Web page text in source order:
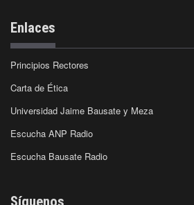
Enlaces
Principios Rectores
Carta de Ética
Universidad Jaime Bausate y Meza
Escucha ANP Radio
Escucha Bausate Radio
Síguenos